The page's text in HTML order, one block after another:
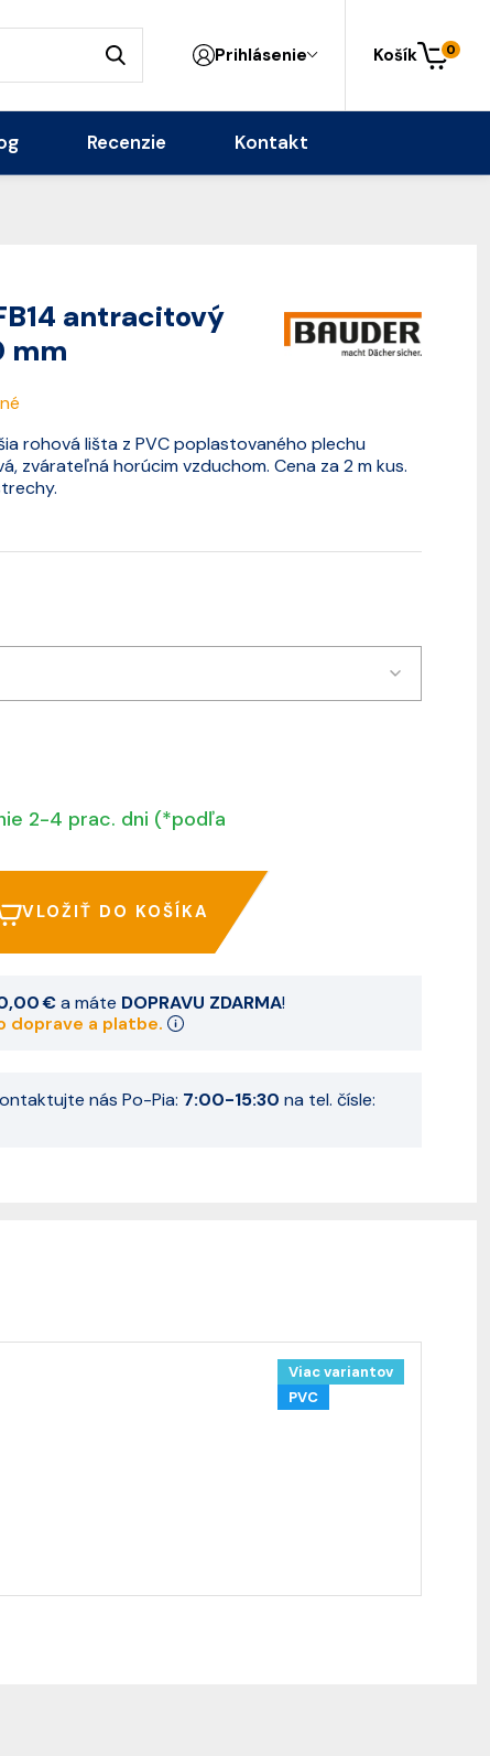
Prihlásenie Košík 0
Recenzie Kontakt
antracitový
mm
rohová lišta z PVC poplastovaného plechu
zvárateľná horúcim vzduchom. Cena za 2 m kus.
2-4 prac. dni (*podľa
VLOŽIŤ DO KOŠÍKA
€a máte DOPRAVU ZDARMA!
doprave a platbe.
nás Po-Pia: 7:00-15:30 na tel. čísle:
Viac variantov
PVC